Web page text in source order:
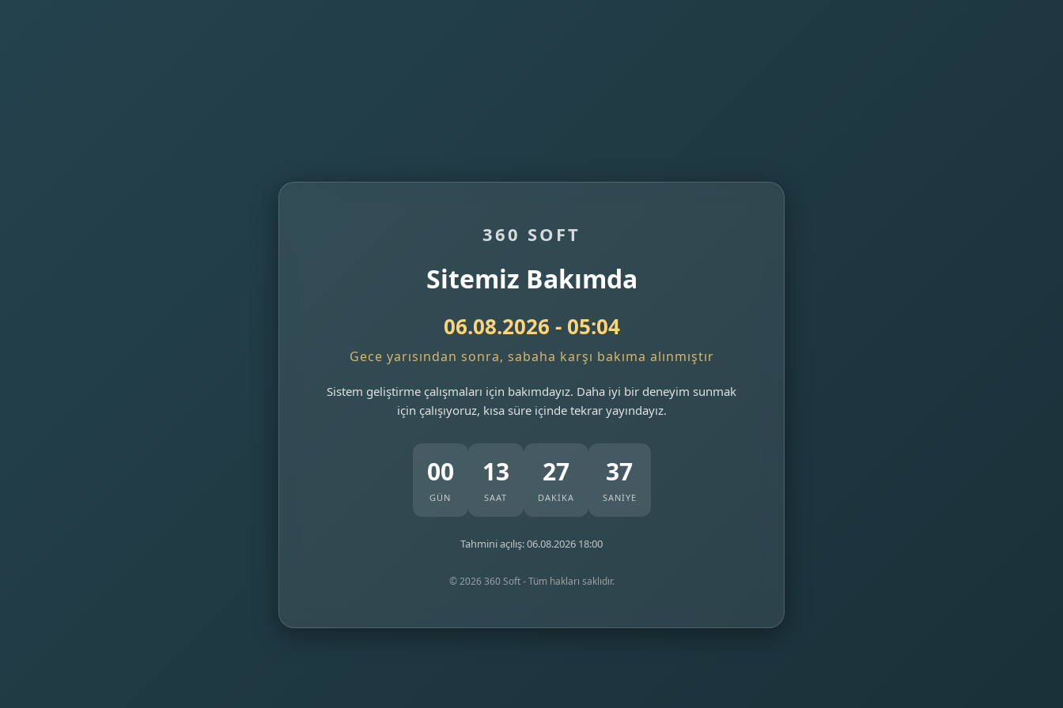
360 SOFT
Sitemiz Bakımda
06.08.2026 - 05:04
Gece yarısından sonra, sabaha karşı bakıma alınmıştır
Sistem geliştirme çalışmaları için bakımdayız. Daha iyi bir deneyim sunmak
için çalışıyoruz, kısa süre içinde tekrar yayındayız.
00
GÜN
13
SAAT
27
DAKİKA
37
SANİYE
Tahmini açılış: 06.08.2026 18:00
© 2026 360 Soft - Tüm hakları saklıdır.